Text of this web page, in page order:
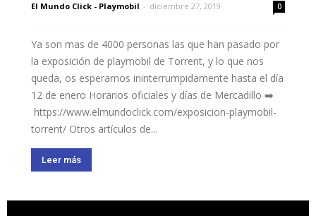
El Mundo Click - Playmobil - diciembre 27, 2019 0
Ya son mas de 4000 personas las que han pasado por
la exposición de playmobil de Torrent, y lo que nos
queda, os esperamos ininterrumpidamente hasta el día
12 de enero Horarios oficiales y días de Mercadillo ➡️
https://www.elmundoclick.com/exposicion-playmobil-
torrent/ Otros artículos de...
Leer más